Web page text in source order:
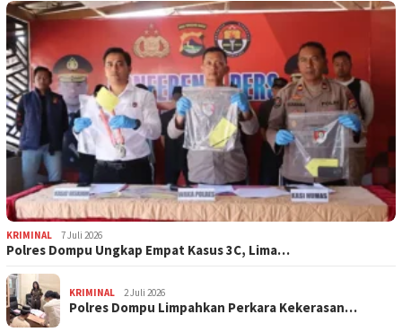
KRIMINAL 7 Juli 2026
Polres Dompu Ungkap Empat Kasus 3C, Lima…
KRIMINAL 2 Juli 2026
Polres Dompu Limpahkan Perkara Kekerasan…